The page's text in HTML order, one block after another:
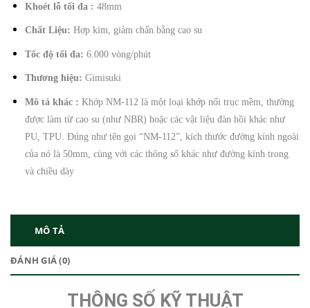
Khoét lỗ tối đa : 48mm
Chất Liệu: Hợp kim, giảm chấn bằng cao su
Tốc độ tối đa: 6.000 vòng/phút
Thương hiệu: Gimisuki
Mô tả khác : Khớp NM-112 là một loại khớp nối trục mềm, thường
được làm từ cao su (như NBR) hoặc các vật liệu đàn hồi khác như
PU, TPU. Đúng như tên gọi “NM-112”, kích thước đường kính ngoài
của nó là 50mm, cùng với các thông số khác như đường kính trong
và chiều dày
MÔ TẢ
ĐÁNH GIÁ (0)
THÔNG SỐ KỸ THUẬT